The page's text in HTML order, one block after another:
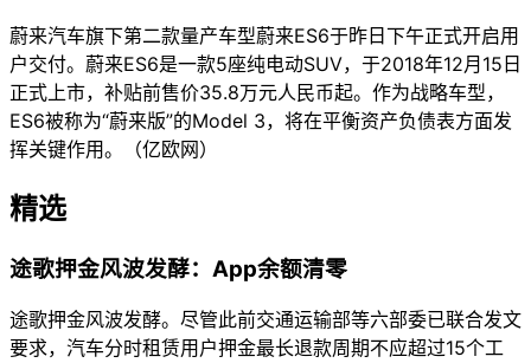
蔚来汽车旗下第二款量产车型蔚来ES6于昨日下午正式开启用
户交付。蔚来ES6是一款5座纯电动SUV，于2018年12月15日
正式上市，补贴前售价35.8万元人民币起。作为战略车型，
ES6被称为“蔚来版”的Model 3，将在平衡资产负债表方面发
挥关键作用。（亿欧网）
精选
途歌押金风波发酵：App余额清零
途歌押金风波发酵。尽管此前交通运输部等六部委已联合发文
要求，汽车分时租赁用户押金最长退款周期不应超过15个工